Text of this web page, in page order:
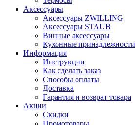
Аксессуары
Аксессуары ZWILLING
Аксессуары STAUB
Винные аксессуары
Кухонные принадлежности
Информация
Инструкции
Как сделать заказ
Способы оплаты
Доставка
Гарантия и возврат товара
Акции
Скидки
Промотовары